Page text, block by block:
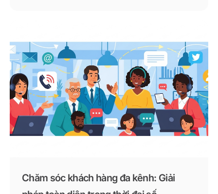
Chăm sóc khách hàng đa kênh: Giải